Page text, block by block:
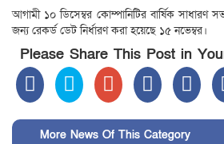
আগামী ১০ ডিসেম্বর কোম্পানিটির বার্ষিক
জন্য রেকর্ড ডেট নির্ধারণ করা হয়েছে ১৫ নভেম্বর।
Please Share This Post in
More News Of This Category